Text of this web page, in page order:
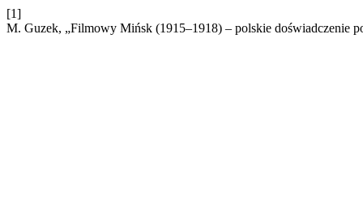
[1]
M. Guzek, „Filmowy Mińsk (1915–1918) – polskie doświadczenie